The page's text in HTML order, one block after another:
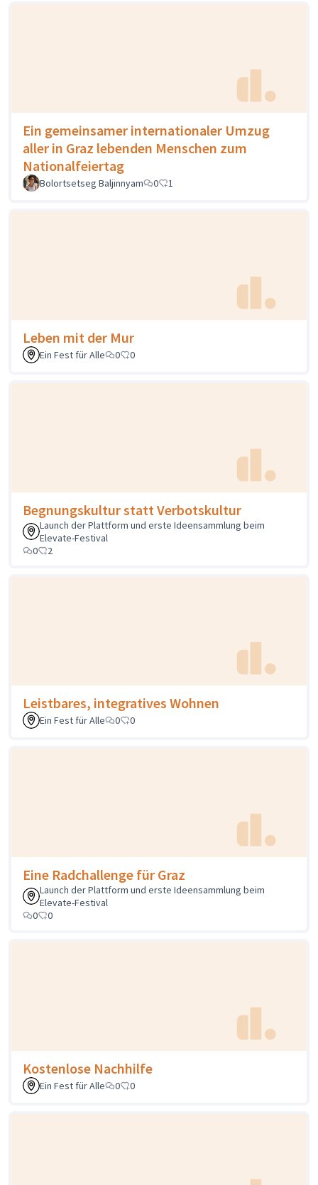
Ein gemeinsamer internationaler Umzug
aller in Graz lebenden Menschen zum
Nationalfeiertag
Bolortsetseg Baljinnyam 0 1
Leben mit der Mur
Ein Fest für Alle 0 0
Begnungskultur statt Verbotskultur
Launch der Plattform und erste Ideensammlung beim
Elevate-Festival
0
2
Leistbares, integratives Wohnen
Ein Fest für Alle 0 0
Eine Radchallenge für Graz
Launch der Plattform und erste Ideensammlung beim
Elevate-Festival
0
0
Kostenlose Nachhilfe
Ein Fest für Alle 0 0